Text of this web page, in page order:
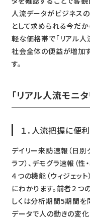
人流データがビジネスの
として求められる今だか
軽な価格帯で「リアル人
社会全体の便益が増加
す。
「リアル人流モニ
１．人流把握に便利
デイリー来訪速報（日別
ラフ）、デモグラ速報（
４つの機能（ウィジェッ
にわかります。前者２つ
しくは分析期間5期間を
データで人の動きの変化